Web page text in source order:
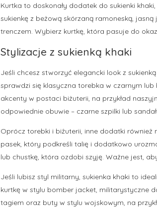
Kurtka to doskonały dodatek do sukienki
sukienkę z beżową skórzaną ramoneską,
trenczem. Wybierz kurtkę, która pasuje do
Stylizacje z sukienką khaki
Jeśli chcesz stworzyć elegancki look z
sprawdzi się klasyczna torebka w czarnym
akcenty w postaci biżuterii, na przykład
odpowiednie obuwie – czarne szpilki lub
Oprócz torebki i biżuterii, inne dodatki
pasek, który podkreśli talię i dodatkowo
lub chustkę, która ozdobi szyję. Ważne jest,
Jeśli lubisz styl militarny, sukienka khaki to
kurtkę w stylu bomber jacket, militarystyczne
tagiem oraz buty w stylu wojskowym, na